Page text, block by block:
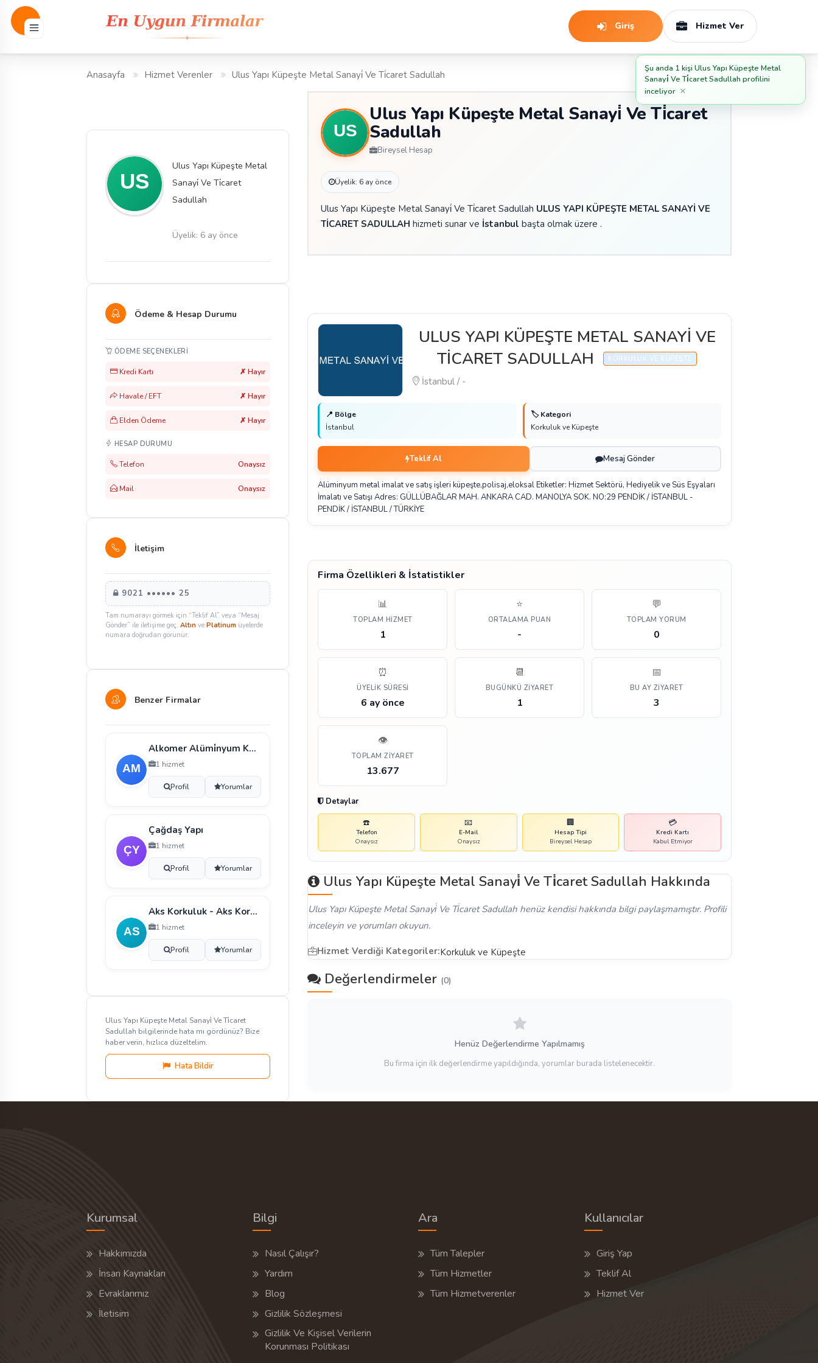
Giriş Hizmet Ver
Anasayfa Hizmet Verenler Ulus Yapı Küpeşte Metal Sanayi̇ Ve Ti̇caret Sadullah
Ulus Yapı Küpeşte Metal
Sanayi̇ Ve Ti̇caret
Sadullah
Üyelik: 6 ay önce
Ödeme & Hesap Durumu
ÖDEME SEÇENEKLERI
Kredi Kartı ✗ Hayır
Havale / EFT ✗ Hayır
Elden Ödeme ✗ Hayır
HESAP DURUMU
Telefon Onaysız
Mail Onaysız
İletişim
9021 •••••• 25
Tam numarayı görmek için “Teklif Al” veya “Mesaj
Gönder” ile iletişime geç. Altın ve Platinum üyelerde
numara doğrudan görünür.
Benzer Firmalar
Alkomer Alümi̇nyum Korkuluk Merkezi̇
1 hizmet
Profil Yorumlar
Çağdaş Yapı
1 hizmet
Profil Yorumlar
Aks Korkuluk - Aks Korkuluk Ve Merdi̇ven Si̇stemleri̇
1 hizmet
Profil Yorumlar
Ulus Yapı Küpeşte Metal Sanayi̇ Ve Ti̇caret
Sadullah bilgilerinde hata mı gördünüz? Bize
haber verin, hızlıca düzeltelim.
Hata Bildir
Şu anda 1 kişi Ulus Yapı Küpeşte Metal
Sanayi̇ Ve Ti̇caret Sadullah profilini
inceliyor ×
Ulus Yapı Küpeşte Metal Sanayi̇ Ve Ti̇caret
Sadullah
Bireysel Hesap
Üyelik: 6 ay önce
Ulus Yapı Küpeşte Metal Sanayi̇ Ve Ti̇caret Sadullah ULUS YAPI KÜPEŞTE METAL SANAYİ VE
TİCARET SADULLAH hizmeti sunar ve İstanbul başta olmak üzere .
ULUS YAPI KÜPEŞTE METAL SANAYİ VE
TİCARET SADULLAH
KORKULUK VE KÜPEŞTE
İstanbul / -
📍 Bölge
İstanbul
🏷️ Kategori
Korkuluk ve Küpeşte
Teklif Al Mesaj Gönder
Alüminyum metal imalat ve satış işleri küpeşte,polisaj,eloksal Etiketler: Hizmet Sektörü, Hediyelik ve Süs Eşyaları
İmalatı ve Satışı Adres: GÜLLÜBAĞLAR MAH. ANKARA CAD. MANOLYA SOK. NO:29 PENDİK / İSTANBUL -
PENDİK / İSTANBUL / TÜRKİYE
Firma Özellikleri & İstatistikler
📊
TOPLAM HIZMET
1
⭐
ORTALAMA PUAN
-
💬
TOPLAM YORUM
0
⏰
ÜYELIK SÜRESI
6 ay önce
📆
BUGÜNKÜ ZIYARET
1
📅
BU AY ZIYARET
3
👁️
TOPLAM ZIYARET
13.677
Detaylar
☎️
Telefon
Onaysız
📧
E-Mail
Onaysız
🏢
Hesap Tipi
Bireysel Hesap
💳
Kredi Kartı
Kabul Etmiyor
Ulus Yapı Küpeşte Metal Sanayi̇ Ve Ti̇caret Sadullah Hakkında
Ulus Yapı Küpeşte Metal Sanayi̇ Ve Ti̇caret Sadullah henüz kendisi hakkında bilgi paylaşmamıştır. Profili
inceleyin ve yorumları okuyun.
Hizmet Verdiği Kategoriler:Korkuluk ve Küpeşte
Değerlendirmeler (0)
Henüz Değerlendirme Yapılmamış
Bu firma için ilk değerlendirme yapıldığında, yorumlar burada listelenecektir.
Kurumsal
Hakkımızda
İnsan Kaynakları
Evraklarımız
İletisim
Bilgi
Nasıl Çalışır?
Yardım
Blog
Gizlilik Sözleşmesi
Gizlilik Ve Kişisel Verilerin
Korunması Politikası
Ara
Tüm Talepler
Tüm Hizmetler
Tüm Hizmetverenler
Kullanıcılar
Giriş Yap
Teklif Al
Hizmet Ver